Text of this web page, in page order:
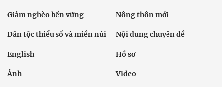
Giảm nghèo bền vững Nông thôn mới
Dân tộc thiểu số và miền núi Nội dung chuyên đề
English Hồ sơ
Ảnh Video